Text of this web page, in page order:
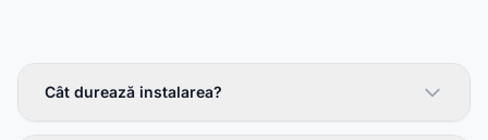
Cât durează instalarea?